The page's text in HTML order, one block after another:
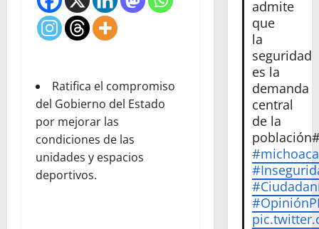
Ratifica el compromiso
del Gobierno del Estado
por mejorar las
condiciones de las
unidades y espacios
deportivos.
admite
que
la
seguridad
es la
demanda
central
de la